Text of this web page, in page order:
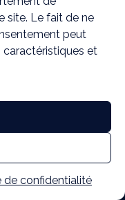
site. Le fait de ne
peut
caractéristiques et
de confidentialité